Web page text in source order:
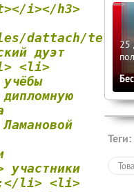
i></h3>
dattach/
дуэт
<li>
li> <li>
25
Теги: